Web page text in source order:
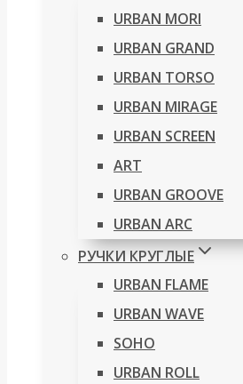
URBAN MORI
URBAN GRAND
URBAN TORSO
URBAN MIRAGE
URBAN SCREEN
ART
URBAN GROOVE
URBAN ARC
РУЧКИ КРУГЛЫЕ
URBAN FLAME
URBAN WAVE
SOHO
URBAN ROLL